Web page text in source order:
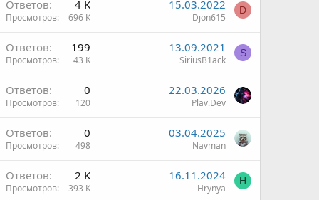
Ответов 4 K
Просмотров 696 K
15.03.2022
Djon615
D
Ответов 199
Просмотров 43 K
13.09.2021
SiriusB1ack
S
Ответов 0
Просмотров 120
22.03.2026
Plav.Dev
Ответов 0
Просмотров 498
03.04.2025
Navman
Ответов 2 K
Просмотров 393 K
16.11.2024
Hrynya
H